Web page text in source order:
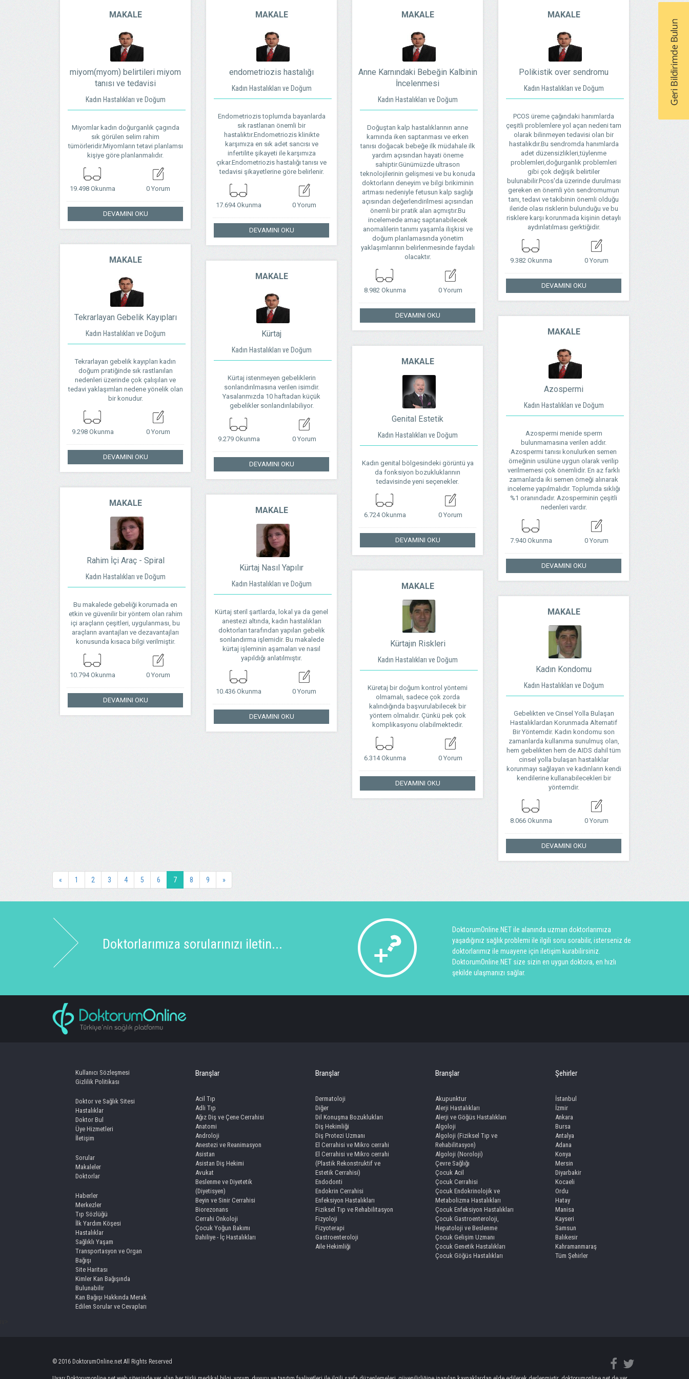
MAKALE
miyom(myom) belirtileri miyom
tanısı ve tedavisi
Kadın Hastalıkları ve Doğum
Miyomlar kadın doğurganlık çagında
sık görülen selim rahim
tümörleridir.Miyomların tetavi planlamsı
kişiye göre planlanmalıdır.
19.498 Okunma 0 Yorum
DEVAMINI OKU
MAKALE
endometriozis hastalığı
Kadın Hastalıkları ve Doğum
Endometriozis toplumda bayanlarda
sık rastlanan önemli bir
hastalıktır.Endometriozis klinikte
karşımıza en sık adet sancısı ve
infertilite şikayeti ile karşımıza
çıkar.Endometriozis hastalığı tanısı ve
tedavisi şikayetlerine göre belirlenir.
17.694 Okunma 0 Yorum
DEVAMINI OKU
MAKALE
Anne Karnındaki Bebeğin Kalbinin
İncelenmesi
Kadın Hastalıkları ve Doğum
Doğuştan kalp hastalıklarının anne
karnında iken saptanması ve erken
tanısı doğacak bebeğe ilk müdahale ilk
yardım açısından hayati öneme
sahiptir.Günümüzde ultrason
teknolojilerinin gelişmesi ve bu konuda
doktorların deneyim ve bilgi brikiminin
artması nedeniyle fetusun kalp saglığı
açısından değerlendirilmesi açısından
önemli bir pratik alan açmıştır.Bu
incelemede amaç saptanabilecek
anomalilerin tanımı yaşamla ilişkisi ve
doğum planlamasında yönetim
yaklaşımlarının belirlenmesinde faydalı
olacaktır.
8.982 Okunma 0 Yorum
DEVAMINI OKU
MAKALE
Polikistik over sendromu
Kadın Hastalıkları ve Doğum
PCOS üreme çağındaki hanımlarda
çeşitli problemlere yol açan nedeni tam
olarak bilinmeyen tedavisi olan bir
hastalıkdır.Bu sendromda hanımlarda
adet düzensizlikleri,tüylenme
problemleri,doğurganlık problemleri
gibi çok değişik belirtiler
bulunabilir.Pcos'da üzerinde durulması
gereken en önemli yön sendromumun
tanı, tedavi ve takibinin önemli olduğu
ileride olası risklerin bulunduğu ve bu
risklere karşı korunmada kişinin detaylı
aydınlatılması gerktiğidir.
9.382 Okunma 0 Yorum
DEVAMINI OKU
MAKALE
Tekrarlayan Gebelik Kayıpları
Kadın Hastalıkları ve Doğum
Tekrarlayan gebelik kayıpları kadın
doğum pratiğinde sık rastlanılan
nedenleri üzerinde çok çalışılan ve
tedavi yaklaşımları nedene yönelik olan
bir konudur.
9.298 Okunma 0 Yorum
DEVAMINI OKU
MAKALE
Kürtaj
Kadın Hastalıkları ve Doğum
Kürtaj istenmeyen gebeliklerin
sonlandırılmasına verilen isimdir.
Yasalarımızda 10 haftadan küçük
gebelikler sonlandırılabiliyor.
9.279 Okunma 0 Yorum
DEVAMINI OKU
MAKALE
Azospermi
Kadın Hastalıkları ve Doğum
Azospermi menide sperm
bulunmamasına verilen addır.
Azospermi tanısı konulurken semen
örneğinin usülüne uygun olarak verilip
verilmemesi çok önemlidir. En az farklı
zamanlarda iki semen örneği alınarak
inceleme yapılmalıdır. Toplumda sıklığı
%1 oranındadır. Azosperminin çeşitli
nedenleri vardır.
7.940 Okunma 0 Yorum
DEVAMINI OKU
MAKALE
Genital Estetik
Kadın Hastalıkları ve Doğum
Kadın genital bölgesindeki görüntü ya
da fonksiyon bozukluklarının
tedavisinde yeni seçenekler.
6.724 Okunma 0 Yorum
DEVAMINI OKU
MAKALE
Rahim İçi Araç - Spiral
Kadın Hastalıkları ve Doğum
Bu makalede gebeliği korumada en
etkin ve güvenilir bir yöntem olan rahim
içi araçların çeşitleri, uygulanması, bu
araçların avantajları ve dezavantajları
konusunda kısaca bilgi verilmiştir.
10.794 Okunma 0 Yorum
DEVAMINI OKU
MAKALE
Kürtaj Nasıl Yapılır
Kadın Hastalıkları ve Doğum
Kürtaj steril şartlarda, lokal ya da genel
anestezi altında, kadın hastalıkları
doktorları tarafından yapılan gebelik
sonlandırma işlemidir. Bu makalede
kürtaj işleminin aşamaları ve nasıl
yapıldığı anlatılmıştır.
10.436 Okunma 0 Yorum
DEVAMINI OKU
MAKALE
Kürtajın Riskleri
Kadın Hastalıkları ve Doğum
Küretaj bir doğum kontrol yöntemi
olmamalı, sadece çok zorda
kalındığında başvurulabilecek bir
yöntem olmalıdır. Çünkü pek çok
komplikasyonu olabilmektedir.
6.314 Okunma 0 Yorum
DEVAMINI OKU
MAKALE
Kadın Kondomu
Kadın Hastalıkları ve Doğum
Gebelikten ve Cinsel Yolla Bulaşan
Hastalıklardan Korunmada Alternatif
Bir Yöntemdir. Kadın kondomu son
zamanlarda kullanıma sunulmuş olan,
hem gebelikten hem de AIDS dahil tüm
cinsel yolla bulaşan hastalıklar
korunmayı sağlayan ve kadınların kendi
kendilerine kullanabilecekleri bir
yöntemdir.
8.066 Okunma 0 Yorum
DEVAMINI OKU
« 1 2 3 4 5 6 7 8 9 »
Doktorlarımıza sorularınızı iletin...
DoktorumOnline.NET ile alanında uzman doktorlarımıza
yaşadığınız sağlık problemi ile ilgili soru sorabilir, isterseniz de
doktorlarımız ile muayene için iletişim kurabilirsiniz.
DoktorumOnline.NET size sizin en uygun doktora, en hızlı
şekilde ulaşmanızı sağlar.
Kullanıcı Sözleşmesi
Gizlilik Politikası
Doktor ve Sağlık Sitesi
Hastalıklar
Doktor Bul
Üye Hizmetleri
İletişim
Sorular
Makaleler
Doktorlar
Haberler
Merkezler
Tıp Sözlüğü
İlk Yardım Köşesi
Hastalıklar
Sağlıklı Yaşam
Transportasyon ve Organ
Bağışı
Site Haritası
Kimler Kan Bağışında
Bulunabilir
Kan Bağışı Hakkında Merak
Edilen Sorular ve Cevapları
Branşlar
Acil Tıp
Adli Tıp
Ağız Diş ve Çene Cerrahisi
Anatomi
Androloji
Anestezi ve Reanimasyon
Asistan
Asistan Diş Hekimi
Avukat
Beslenme ve Diyetetik
(Diyetisyen)
Beyin ve Sinir Cerrahisi
Biorezonans
Cerrahi Onkoloji
Çocuk Yoğun Bakımı
Dahiliye - İç Hastalıkları
Branşlar
Dermatoloji
Diğer
Dil Konuşma Bozuklukları
Diş Hekimliği
Diş Protezi Uzmanı
El Cerrahisi ve Mikro cerrahi
El Cerrahisi ve Mikro cerrahi
(Plastik Rekonstruktif ve
Estetik Cerrahisi)
Endodonti
Endokrin Cerrahisi
Enfeksiyon Hastalıkları
Fiziksel Tıp ve Rehabilitasyon
Fizyoloji
Fizyoterapi
Gastroenteroloji
Aile Hekimliği
Branşlar
Akupunktur
Alerji Hastalıkları
Alerji ve Göğüs Hastalıkları
Algoloji
Algoloji (Fiziksel Tıp ve
Rehabilitasyon)
Algoloji (Noroloji)
Çevre Sağlığı
Çocuk Acil
Çocuk Cerrahisi
Çocuk Endokrinolojik ve
Metabolizma Hastalıkları
Çocuk Enfeksiyon Hastalıkları
Çocuk Gastroenteroloji,
Hepatoloji ve Beslenme
Çocuk Gelişim Uzmanı
Çocuk Genetik Hastalıkları
Çocuk Göğüs Hastalıkları
Şehirler
İstanbul
İzmir
Ankara
Bursa
Antalya
Adana
Konya
Mersin
Diyarbakir
Kocaeli
Ordu
Hatay
Manisa
Kayseri
Samsun
Balıkesir
Kahramanmaraş
Tüm Şehirler
© 2016 DoktorumOnline.net All Rights Reserved